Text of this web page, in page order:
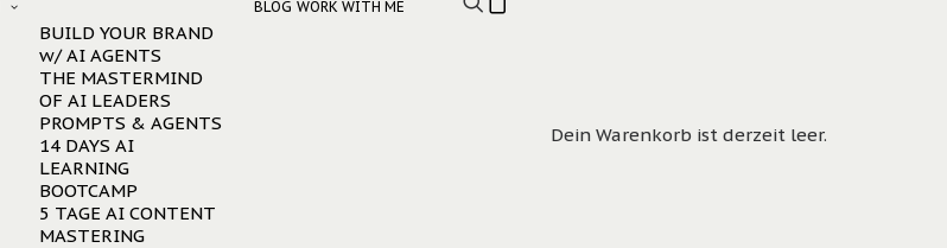
BUILD YOUR BRAND
w/ AI AGENTS
THE MASTERMIND
OF AI LEADERS
PROMPTS & AGENTS
14 DAYS AI
LEARNING
BOOTCAMP
5 TAGE AI CONTENT
MASTERING
BLOG WORK WITH ME
Dein Warenkorb ist derzeit leer.